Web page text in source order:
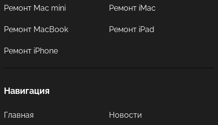
Ремонт Mac mini Ремонт iMac
Ремонт MacBook Ремонт iPad
Ремонт iPhone
Навигация
Главная Новости